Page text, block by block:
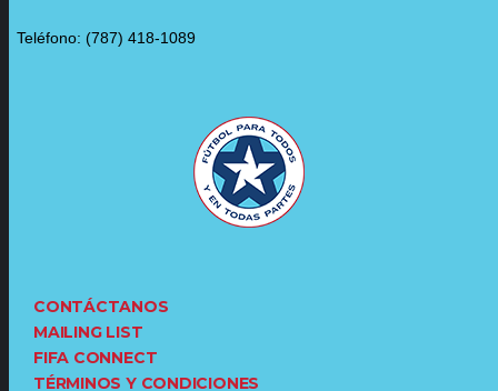
Teléfono: (787) 418-1089
CONTÁCTANOS
MAILING LIST
FIFA CONNECT
TÉRMINOS Y CONDICIONES